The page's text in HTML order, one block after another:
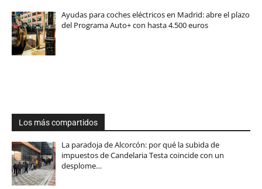
Ayudas para coches eléctricos en Madrid: abre el plazo
del Programa Auto+ con hasta 4.500 euros
Los más compartidos
La paradoja de Alcorcón: por qué la subida de
impuestos de Candelaria Testa coincide con un
desplome…